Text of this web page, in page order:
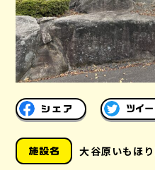
大谷原いもほ